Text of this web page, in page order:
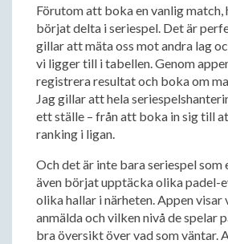
Förutom att boka en vanlig match,
börjat delta i seriespel. Det är
gillar att mäta oss mot andra lag
vi ligger till i tabellen. Genom
registrera resultat och boka om
Jag gillar att hela
ett ställe – från att boka in sig till
ranking i ligan.
Och det är inte bara seriespel som
även börjat upptäcka olika padel-
olika hallar i närheten. Appen visar
anmälda och vilken nivå de spelar
bra översikt över vad som väntar.